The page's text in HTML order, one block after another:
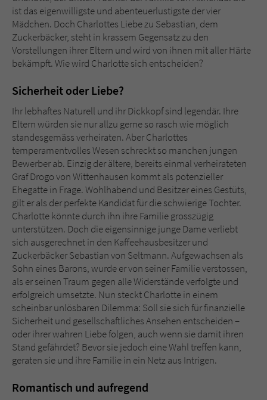
ist das eigenwilligste und abenteuerlustigste der vier
Mädchen. Doch Charlottes Liebe zu Sebastian, dem
Zuckerbäcker, steht in krassem Gegensatz zu den
Vorstellungen ihrer Eltern und wird von ihnen mit aller Härte
bekämpft. Wie wird Charlotte sich entscheiden?
Sicherheit oder Liebe?
Ihr lebhaftes Naturell und ihr Dickkopf sind legendär. Ihre
Eltern würden sie nur allzu gerne so rasch wie möglich
standesgemäss verheiraten. Aber Charlottes
temperamentvolles Wesen schreckt so manchen jungen
Bewerber ab. Einzig der ältere, bereits einmal verheirateten
Graf Drogo von Wittenhausen kommt als potenzieller
Ehegatte in Frage. Wohlhabend und Besitzer eines Gestüts,
gilt er als der perfekte Kandidat für die schwierige Tochter.
Charlotte könnte durch ihn ihre Familie grosszügig
unterstützen. Doch die eigensinnige junge Dame verliebt
sich ausgerechnet in den Kaffeehausbesitzer und
Zuckerbäcker Sebastian von Seltmann. Aufgewachsen als
Sohn eines Barons, wurde er von seiner Familie verstossen,
als er seinen Traum gegen alle Widerstände verfolgte und
erfolgreich umsetzte. Nun steckt Charlotte in einem
scheinbar unlösbaren Dilemma: Soll sie sich für finanzielle
Sicherheit und gesellschaftliches Ansehen entscheiden –
oder ihrer wahren Liebe folgen, auch wenn sie damit ihren
Stand gefährdet? Bevor sie jedoch eine Wahl treffen kann,
geraten sie und ihre Familie in ein Netz aus Intrigen.
Romantisch und aufregend
Sicherheitscode des Kontaktformulars zu
überprüfen.